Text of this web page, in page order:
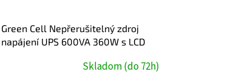
Green Cell Nepřerušitelný zdroj
napájení UPS 600VA 360W s LCD
Skladom (do 72h)